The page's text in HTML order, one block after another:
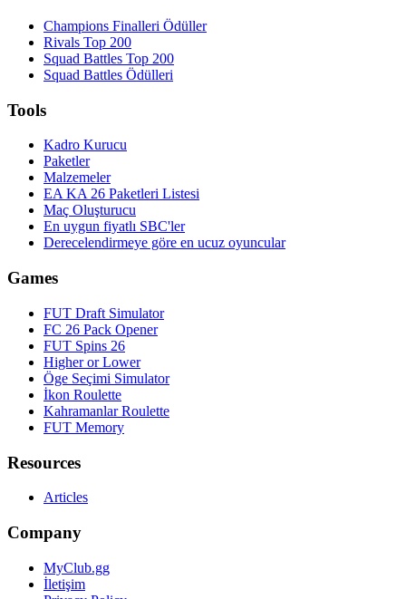
Champions Finalleri Ödüller
Rivals Top 200
Squad Battles Top 200
Squad Battles Ödülleri
Tools
Kadro Kurucu
Paketler
Malzemeler
EA KA 26 Paketleri Listesi
Maç Oluşturucu
En uygun fiyatlı SBC'ler
Derecelendirmeye göre en ucuz oyuncular
Games
FUT Draft Simulator
FC 26 Pack Opener
FUT Spins 26
Higher or Lower
Öge Seçimi Simulator
İkon Roulette
Kahramanlar Roulette
FUT Memory
Resources
Articles
Company
MyClub.gg
İletişim